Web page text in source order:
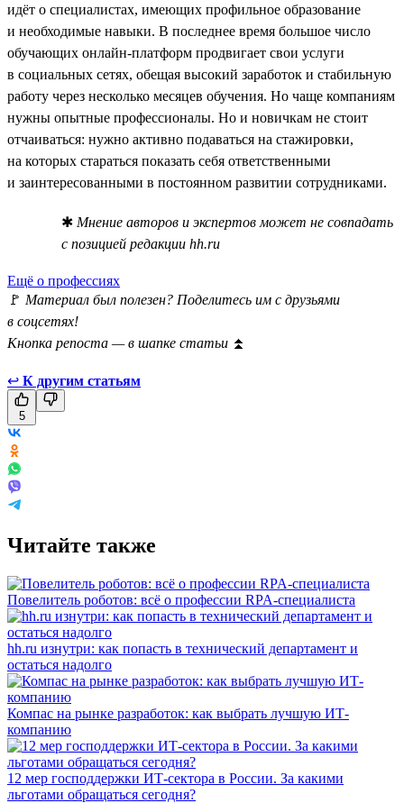
идёт о специалистах, имеющих профильное образование
и необходимые навыки. В последнее время большое число
обучающих онлайн-платформ продвигает свои услуги
в социальных сетях, обещая высокий заработок и стабильную
работу через несколько месяцев обучения. Но чаще компаниям
нужны опытные профессионалы. Но и новичкам не стоит
отчаиваться: нужно активно подаваться на стажировки,
на которых стараться показать себя ответственными
и заинтересованными в постоянном развитии сотрудниками.
✱ Мнение авторов и экспертов может не совпадать
с позицией редакции hh.ru
Ещё о профессиях
🚩 Материал был полезен? Поделитесь им с друзьями
в соцсетях!
Кнопка репоста — в шапке статьи ⏫
↩ К другим статьям
5
Читайте также
Повелитель роботов: всё о профессии RPA-специалиста
hh.ru изнутри: как попасть в технический департамент и
остаться надолго
Компас на рынке разработок: как выбрать лучшую ИТ-
компанию
12 мер господдержки ИТ-сектора в России. За какими
льготами обращаться сегодня?